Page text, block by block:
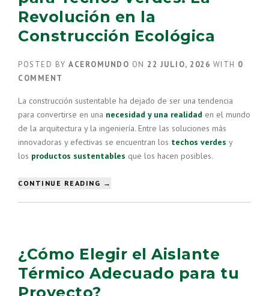
SIN
COLUMNAS”
Revolución en la
Construcción Ecológica
POSTED BY ACEROMUNDO ON 22 JULIO, 2026 WITH 0
COMMENT
La construcción sustentable ha dejado de ser una tendencia
para convertirse en una necesidad y una realidad en el mundo
de la arquitectura y la ingeniería. Entre las soluciones más
innovadoras y efectivas se encuentran los techos verdes y
los productos sustentables que los hacen posibles.
CONTINUE READING “PRODUCTOS
REVOLUCIÓN
EN
LA
→
¿Cómo Elegir el Aislante
Térmico Adecuado para tu
Proyecto?